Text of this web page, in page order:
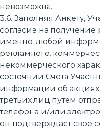
невозможна.
3.6. Заполняя Анкету,
согласие на получение
именно: любой
рекламного,
некоммерческого
состоянии Счета
информации об
третьих лиц путем
телефона и/или
он подтверждает свое